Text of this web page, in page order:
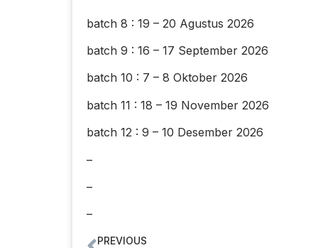
batch 8 : 19 – 20 Agustus 2026
batch 9 : 16 – 17 September 2026
batch 10 : 7 – 8 Oktober 2026
batch 11 : 18 – 19 November 2026
batch 12 : 9 – 10 Desember 2026
–
–
–
PREVIOUS